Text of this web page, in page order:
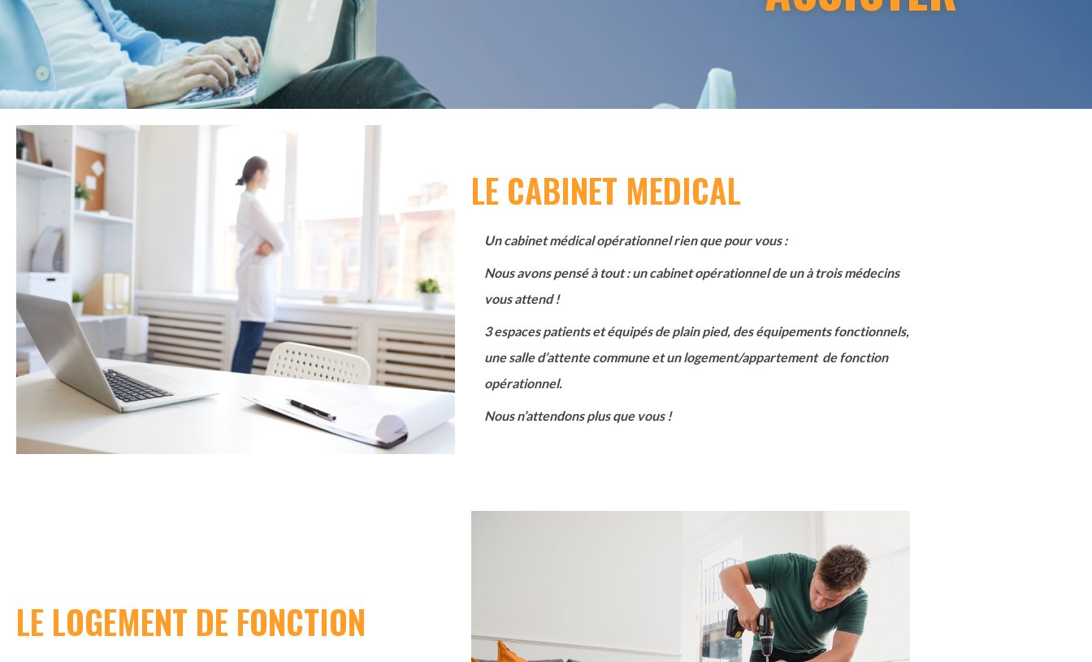
LE CABINET MEDICAL
Un cabinet médical opérationnel rien que pour vous :
Nous avons pensé à tout : un cabinet opérationnel de un à trois médecins
vous attend !
3 espaces patients et équipés de plain pied, des équipements fonctionnels,
une salle d’attente commune et un logement/appartement de fonction
opérationnel.
Nous n’attendons plus que vous !
LE LOGEMENT DE FONCTION